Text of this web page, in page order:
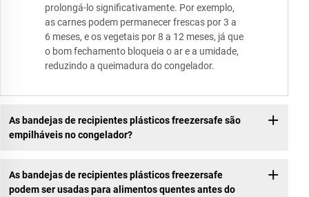
prolongá-lo significativamente. Por exemplo,
as carnes podem permanecer frescas por 3 a
6 meses, e os vegetais por 8 a 12 meses, já que
o bom fechamento bloqueia o ar e a umidade,
reduzindo a queimadura do congelador.
As bandejas de recipientes plásticos freezersafe são
empilháveis no congelador?
As bandejas de recipientes plásticos freezersafe
podem ser usadas para alimentos quentes antes do